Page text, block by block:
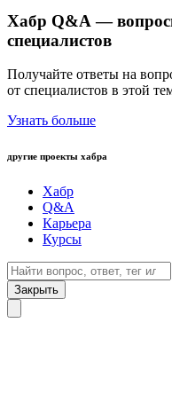
Хабр Q&A —
специалистов
Получайте ответы на
от специалистов в этой
Узнать больше
другие проекты хабра
Хабр
Q&A
Карьера
Курсы
Закрыть